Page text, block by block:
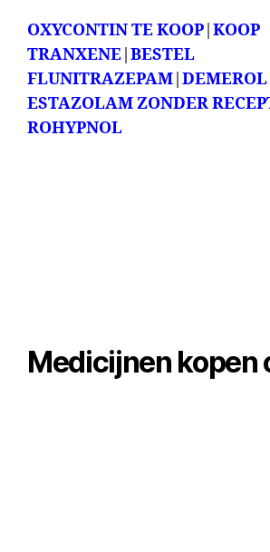
OXYCONTIN TE KOOP KOOP
TRANXENE BESTEL
FLUNITRAZEPAM
ESTAZOLAM ZONDER
ROHYPNOL
Medicijnen kopen